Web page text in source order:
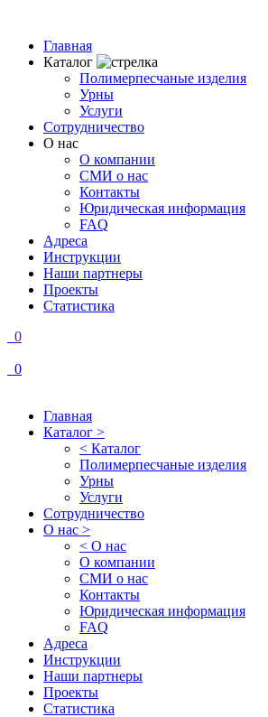
Главная
Каталог
Полимерпесчаные изделия
Урны
Услуги
Сотрудничество
О нас
О компании
СМИ о нас
Контакты
Юридическая информация
FAQ
Адреса
Инструкции
Наши партнеры
Проекты
Статистика
0
0
Главная
Каталог >
< Каталог
Полимерпесчаные изделия
Урны
Услуги
Сотрудничество
О нас >
< О нас
О компании
СМИ о нас
Контакты
Юридическая информация
FAQ
Адреса
Инструкции
Наши партнеры
Проекты
Статистика